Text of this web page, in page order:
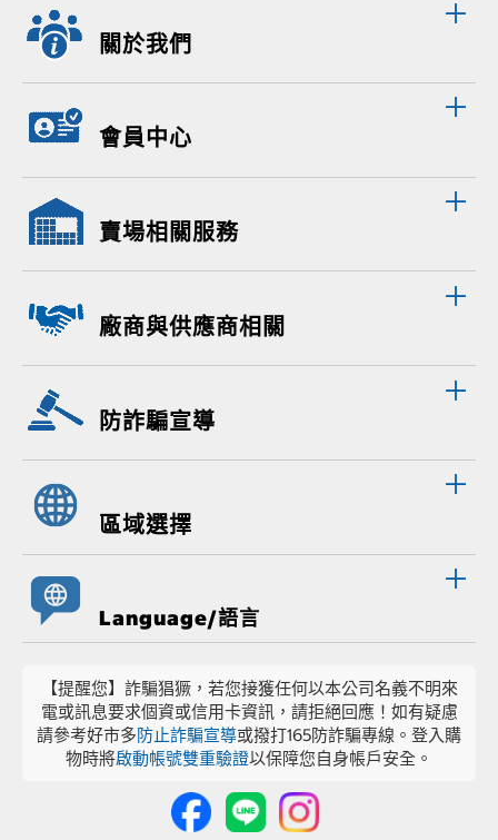
關於我們
會員中心
賣場相關服務
廠商與供應商相關
防詐騙宣導
區域選擇
Language/語言
【提醒您】詐騙猖獗，若您接獲任何以本公司名義不明來
電或訊息要求個資或信用卡資訊，請拒絕回應！如有疑慮
請參考好市多防止詐騙宣導或撥打165防詐騙專線。登入購
物時將啟動帳號雙重驗證以保障您自身帳戶安全。